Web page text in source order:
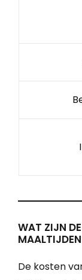
WAT ZIJN
De kosten